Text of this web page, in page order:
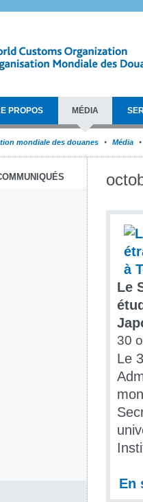
PROPOS MÉDIA
mondiale des douanes Média
Le
30
Le
En